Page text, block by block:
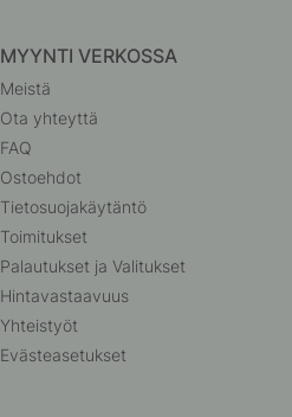
MYYNTI VERKOSSA
Meistä
Ota yhteyttä
FAQ
Ostoehdot
Tietosuojakäytäntö
Toimitukset
Palautukset ja Valitukset
Hintavastaavuus
Yhteistyöt
Evästeasetukset